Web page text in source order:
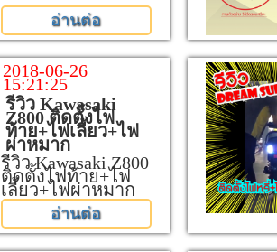
อ่านต่อ
2018-06-26
15:21:25
รีวิว Kawasaki
Z800 ติดตั้งไฟ
ท้าย+ไฟเลี้ยว+ไฟ
ผ่าหมาก
รีวิว Kawasaki Z800
ติดตั้งไฟท้าย+ไฟ
เลี้ยว+ไฟผ่าหมาก
อ่านต่อ